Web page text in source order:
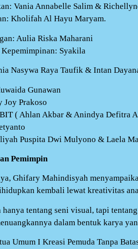
Vania Annabelle Salim &
Kholifah Al Hayu Maryam.
Aulia Riska Maharani
Syakila
Nasywa Raya Taufik & Intan
Gunawan
Joy Prakoso
( Ahlan Akbar & Anindya Defitra
Puspita Dwi Mulyono & Laela
Pemimpin
Ghifary Mahindisyah
kembali lewat kreativitas
tentang seni visual, tapi
dalam bentuk karya
Umum I Kreasi Pemuda Tanpa